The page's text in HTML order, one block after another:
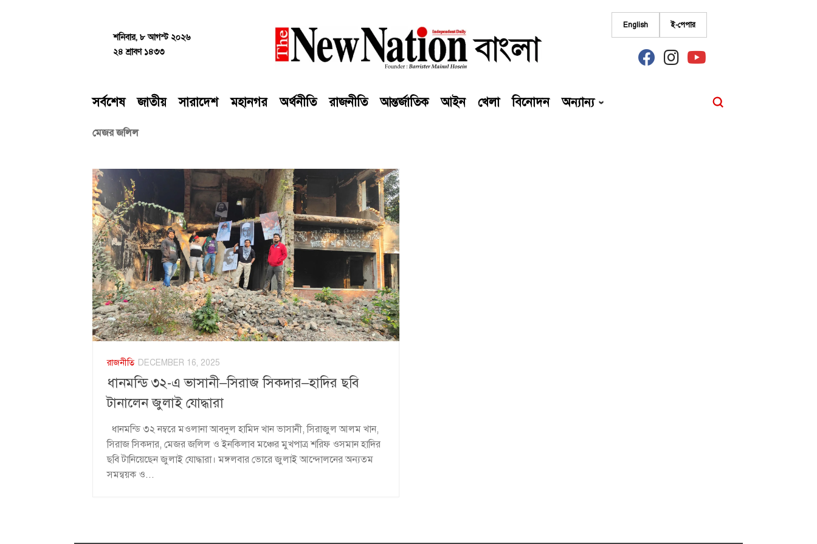
শনিবার, ৮ আগস্ট ২০২৬
২৪ শ্রাবণ ১৪৩৩
English ই-পেপার
fab
fa-
fab
fa-
fab
fa-
সর্বশেষ জাতীয় সারাদেশ মহানগর অর্থনীতি রাজনীতি আন্তর্জাতিক আইন খেলা বিনোদন অন্যান্য
মেজর জলিল
রাজনীতি DECEMBER 16, 2025
ধানমন্ডি ৩২-এ ভাসানী–সিরাজ সিকদার–হাদির ছবি
টানালেন জুলাই যোদ্ধারা
ধানমন্ডি ৩২ নম্বরে মওলানা আবদুল হামিদ খান ভাসানী, সিরাজুল আলম খান,
সিরাজ সিকদার, মেজর জলিল ও ইনকিলাব মঞ্চের মুখপাত্র শরিফ ওসমান হাদির
ছবি টানিয়েছেন জুলাই যোদ্ধারা। মঙ্গলবার ভোরে জুলাই আন্দোলনের অন্যতম
সমন্বয়ক ও...